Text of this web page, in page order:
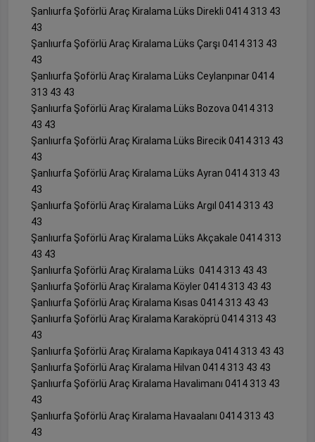
Şanlıurfa Şoförlü Araç Kiralama Lüks Direkli 0414 313 43
43
Şanlıurfa Şoförlü Araç Kiralama Lüks Çarşı 0414 313 43
43
Şanlıurfa Şoförlü Araç Kiralama Lüks Ceylanpınar 0414
313 43 43
Şanlıurfa Şoförlü Araç Kiralama Lüks Bozova 0414 313
43 43
Şanlıurfa Şoförlü Araç Kiralama Lüks Birecik 0414 313 43
43
Şanlıurfa Şoförlü Araç Kiralama Lüks Ayran 0414 313 43
43
Şanlıurfa Şoförlü Araç Kiralama Lüks Argıl 0414 313 43
43
Şanlıurfa Şoförlü Araç Kiralama Lüks Akçakale 0414 313
43 43
Şanlıurfa Şoförlü Araç Kiralama Lüks 0414 313 43 43
Şanlıurfa Şoförlü Araç Kiralama Köyler 0414 313 43 43
Şanlıurfa Şoförlü Araç Kiralama Kısas 0414 313 43 43
Şanlıurfa Şoförlü Araç Kiralama Karaköprü 0414 313 43
43
Şanlıurfa Şoförlü Araç Kiralama Kapıkaya 0414 313 43 43
Şanlıurfa Şoförlü Araç Kiralama Hilvan 0414 313 43 43
Şanlıurfa Şoförlü Araç Kiralama Havalimanı 0414 313 43
43
Şanlıurfa Şoförlü Araç Kiralama Havaalanı 0414 313 43
43